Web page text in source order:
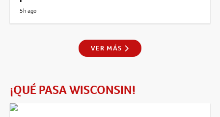
5h ago
VER MÁS
¡QUÉ PASA WISCONSIN!